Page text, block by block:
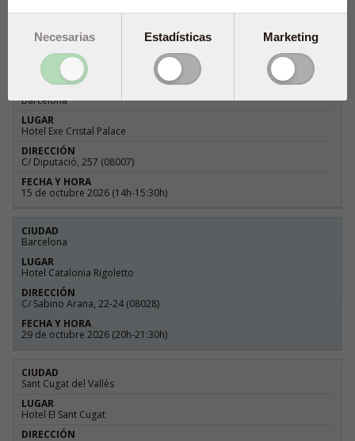
complemento opcional, sino en una parte indispensable del
fármacos pasa, inevitablemente, por cuidar también lo que
el paciente deja de ingerir.
Barcelona
Hotel Exe Cristal Palace
C/ Diputació, 257 (08007)
15 de octubre 2026 (14h-15:30h)
Barcelona
Hotel Catalonia Rigoletto
C/ Sabino Arana, 22-24 (08028)
29 de octubre 2026 (20h-21:30h)
Sant Cugat del Vallès
Hotel El Sant Cugat
Necesarias Estadísticas Marketing